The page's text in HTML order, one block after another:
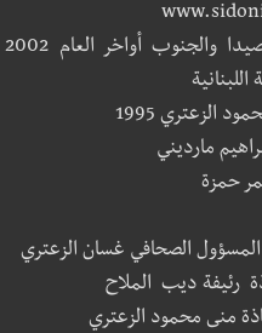
أول صحيفة اليكترونية صدرت في صيدا والجنوب أواخر العام 2002
الزعتري 1995
مارديني
حمزة
الصحافي غسان الزعتري
رئيفة ديب الملاح
منى محمود الزعتري